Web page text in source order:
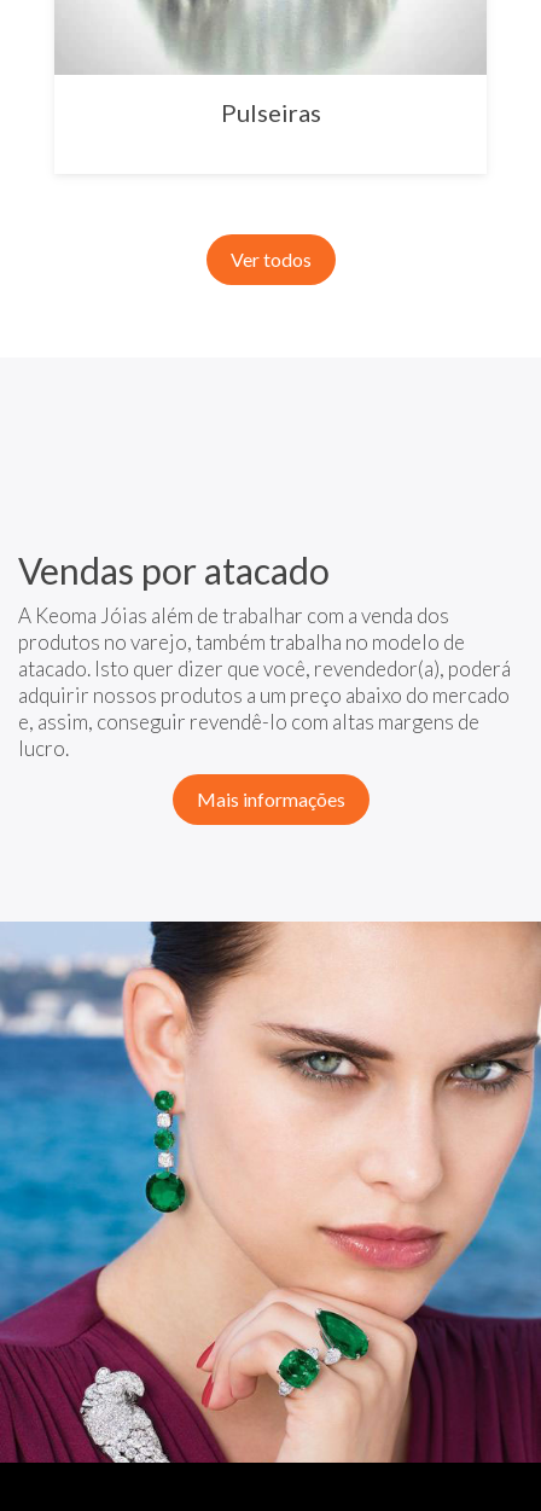
Pulseiras
Ver todos
Vendas por atacado
A Keoma Jóias além de trabalhar com a venda dos
produtos no varejo, também trabalha no modelo de
atacado. Isto quer dizer que você, revendedor(a), poderá
adquirir nossos produtos a um preço abaixo do mercado
e, assim, conseguir revendê-lo com altas margens de
lucro.
Mais informações